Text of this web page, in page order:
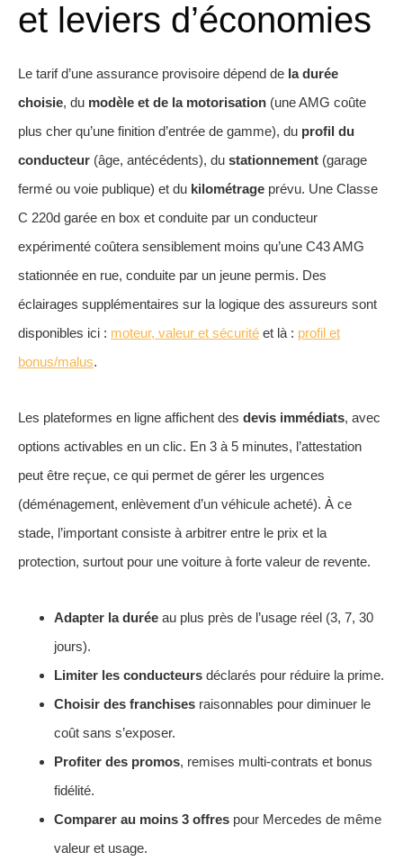
et leviers d’économies
Le tarif d’une assurance provisoire dépend de la durée
choisie, du modèle et de la motorisation (une AMG coûte
plus cher qu’une finition d’entrée de gamme), du profil du
conducteur (âge, antécédents), du stationnement (garage
fermé ou voie publique) et du kilométrage prévu. Une Classe
C 220d garée en box et conduite par un conducteur
expérimenté coûtera sensiblement moins qu’une C43 AMG
stationnée en rue, conduite par un jeune permis. Des
éclairages supplémentaires sur la logique des assureurs sont
disponibles ici : moteur, valeur et sécurité et là : profil et
bonus/malus.
Les plateformes en ligne affichent des devis immédiats, avec
options activables en un clic. En 3 à 5 minutes, l’attestation
peut être reçue, ce qui permet de gérer les urgences
(déménagement, enlèvement d’un véhicule acheté). À ce
stade, l’important consiste à arbitrer entre le prix et la
protection, surtout pour une voiture à forte valeur de revente.
Adapter la durée au plus près de l’usage réel (3, 7, 30
jours).
Limiter les conducteurs déclarés pour réduire la prime.
Choisir des franchises raisonnables pour diminuer le
coût sans s’exposer.
Profiter des promos, remises multi-contrats et bonus
fidélité.
Comparer au moins 3 offres pour Mercedes de même
valeur et usage.